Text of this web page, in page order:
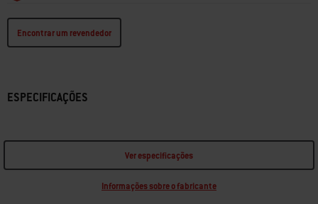
Encontrar um revendedor
ESPECIFICAÇÕES
Ver especificações
Informações sobre o fabricante